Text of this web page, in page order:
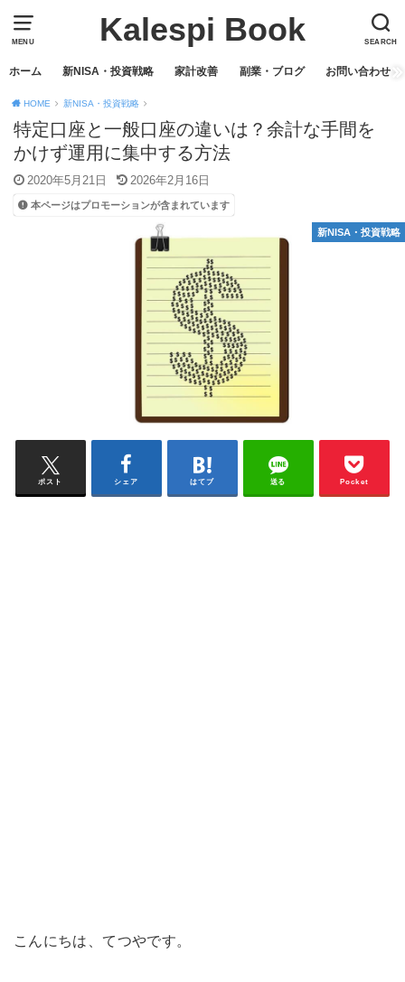
MENU SEARCH
Kalespi Book
ホーム 新NISA・投資戦略 家計改善 副業・ブログ お問い合わせ
HOME 新NISA・投資戦略
特定口座と一般口座の違いは？余計な手間を
かけず運用に集中する方法
2020年5月21日 2026年2月16日
本ページはプロモーションが含まれています
新NISA・投資戦略
ポスト シェア はてブ 送る Pocket
こんにちは、てつやです。